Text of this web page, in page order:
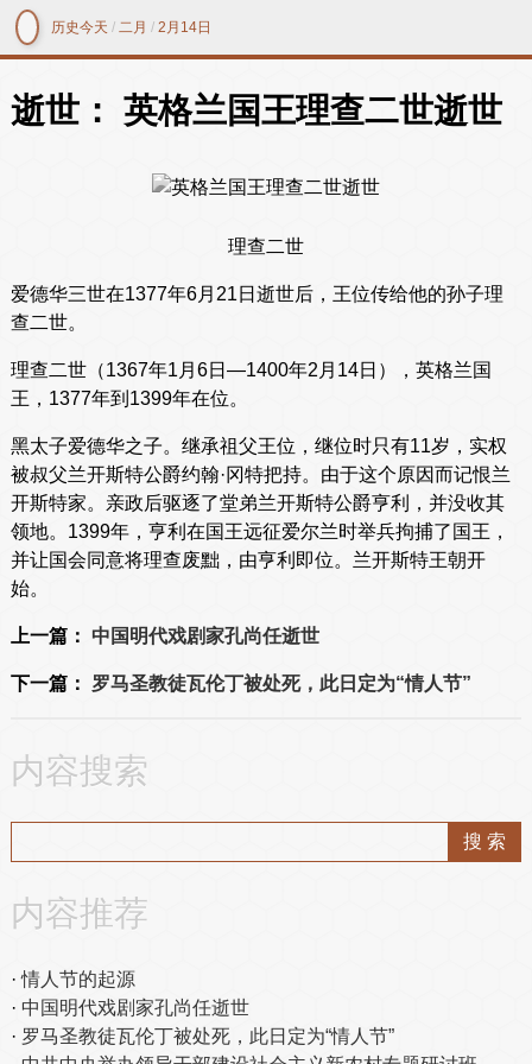
历史今天 /二月 /2月14日
逝世： 英格兰国王理查二世逝世
理查二世
爱德华三世在1377年6月21日逝世后，王位传给他的孙子理
查二世。
理查二世（1367年1月6日—1400年2月14日），英格兰国
王，1377年到1399年在位。
黑太子爱德华之子。继承祖父王位，继位时只有11岁，实权
被叔父兰开斯特公爵约翰·冈特把持。由于这个原因而记恨兰
开斯特家。亲政后驱逐了堂弟兰开斯特公爵亨利，并没收其
领地。1399年，亨利在国王远征爱尔兰时举兵拘捕了国王，
并让国会同意将理查废黜，由亨利即位。兰开斯特王朝开
始。
上一篇： 中国明代戏剧家孔尚任逝世
下一篇： 罗马圣教徒瓦伦丁被处死，此日定为“情人节”
内容搜索
内容推荐
情人节的起源
中国明代戏剧家孔尚任逝世
罗马圣教徒瓦伦丁被处死，此日定为“情人节”